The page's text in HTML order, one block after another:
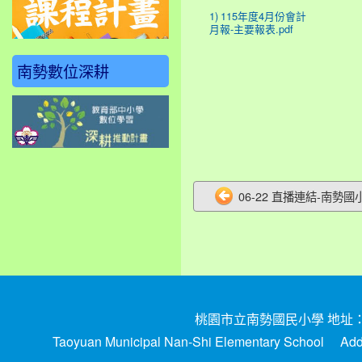
1) 115年度4月份會計
月報-主要報表.pdf
06-22 直播連結-南勢
南勢數位深耕
桃園市立南勢國民小學 地址
Taoyuan Municipal Nan-Shi Elementary School